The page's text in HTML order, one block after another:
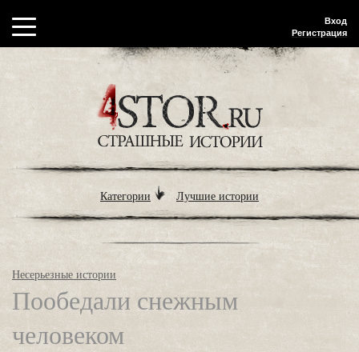
Вход
Регистрация
Категории Лучшие истории
Несерьезные истории
Пообедали снежным
человеком